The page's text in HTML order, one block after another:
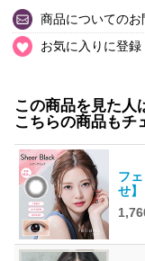
商品についてのお
お気に入りに登録
この商品を見た人
こちらの商品もチ
フ
せ】